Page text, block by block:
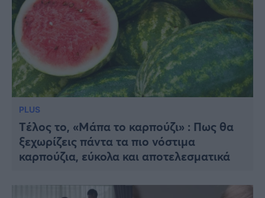
PLUS
Tέλος το, «Μάπα το καρπούζι» : Πως θα
ξεχωρίζεις πάντα τα πιο νόστιμα
καρπούζια, εύκολα και αποτελεσματικά